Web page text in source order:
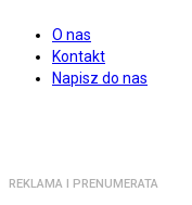
O nas
Kontakt
Napisz do nas
REKLAMA I PRENUMERATA